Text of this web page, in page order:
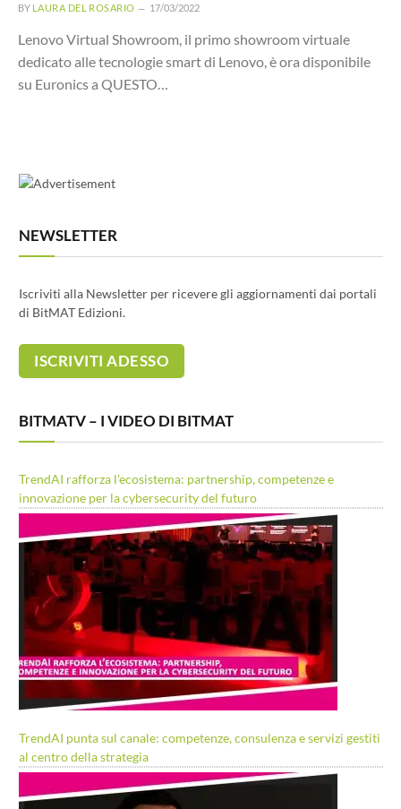
BY LAURA DEL ROSARIO 17/03/2022
Lenovo Virtual Showroom, il primo showroom virtuale
dedicato alle tecnologie smart di Lenovo, è ora disponibile
su Euronics a QUESTO…
NEWSLETTER
Iscriviti alla Newsletter per ricevere gli aggiornamenti dai portali
di BitMAT Edizioni.
BITMATV – I VIDEO DI BITMAT
TrendAI rafforza l’ecosistema: partnership, competenze e
innovazione per la cybersecurity del futuro
TrendAI punta sul canale: competenze, consulenza e servizi gestiti
al centro della strategia